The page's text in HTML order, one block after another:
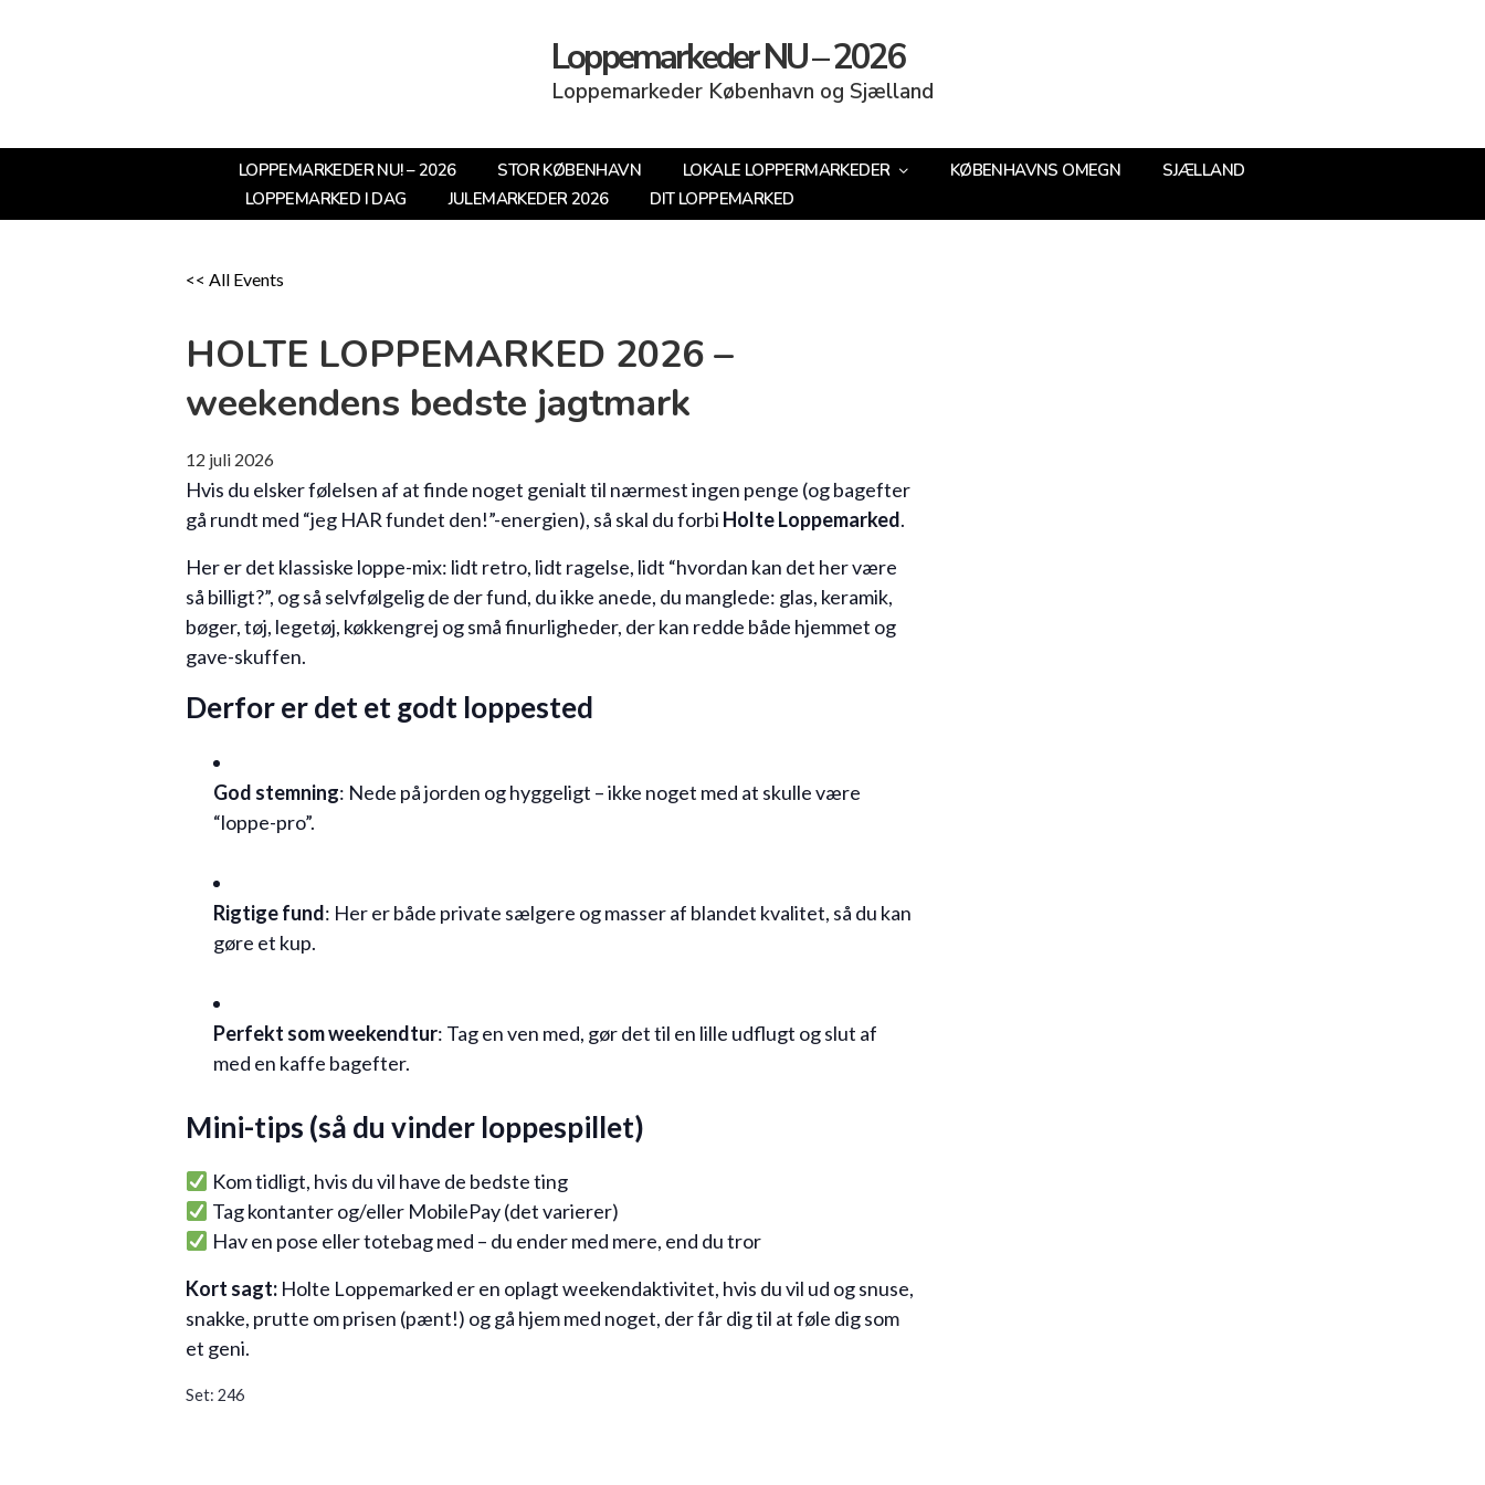
Loppemarkeder NU – 2026
Loppemarkeder København og Sjælland
LOPPEMARKEDER NU! – 2026 STOR KØBENHAVN LOKALE LOPPERMARKEDER KØBENHAVNS OMEGN
SJÆLLAND
LOPPEMARKED I DAG
JULEMARKEDER 2026 DIT LOPPEMARKED
<< All Events
HOLTE LOPPEMARKED 2026 –
weekendens bedste jagtmark
12 juli 2026
Hvis du elsker følelsen af at finde noget genialt til nærmest ingen penge (og bagefter
gå rundt med “jeg HAR fundet den!”-energien), så skal du forbi Holte Loppemarked.
Her er det klassiske loppe-mix: lidt retro, lidt ragelse, lidt “hvordan kan det her være
så billigt?”, og så selvfølgelig de der fund, du ikke anede, du manglede: glas, keramik,
bøger, tøj, legetøj, køkkengrej og små finurligheder, der kan redde både hjemmet og
gave-skuffen.
Derfor er det et godt loppested
God stemning: Nede på jorden og hyggeligt – ikke noget med at skulle være
“loppe-pro”.
Rigtige fund: Her er både private sælgere og masser af blandet kvalitet, så du kan
gøre et kup.
Perfekt som weekendtur: Tag en ven med, gør det til en lille udflugt og slut af
med en kaffe bagefter.
Mini-tips (så du vinder loppespillet)
Kom tidligt, hvis du vil have de bedste ting
Tag kontanter og/eller MobilePay (det varierer)
Hav en pose eller totebag med – du ender med mere, end du tror
Kort sagt: Holte Loppemarked er en oplagt weekendaktivitet, hvis du vil ud og snuse,
snakke, prutte om prisen (pænt!) og gå hjem med noget, der får dig til at føle dig som
et geni.
Set: 246